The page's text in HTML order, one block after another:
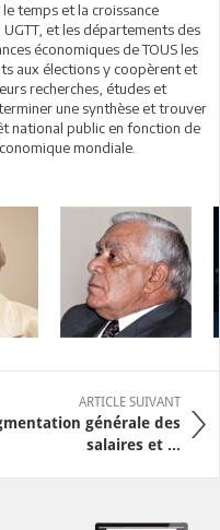
temps et la croissance
UGTT, et les départements des
économiques de TOUS les
aux élections y coopèrent et
recherches, études et
une synthèse et trouver
national public en fonction de
mondiale.
ARTICLE SUIVANT
générale des
salaires et ...